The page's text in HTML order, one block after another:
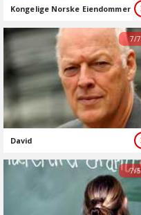
Kongelige Norske Eiendommer
David
7/7
7/5